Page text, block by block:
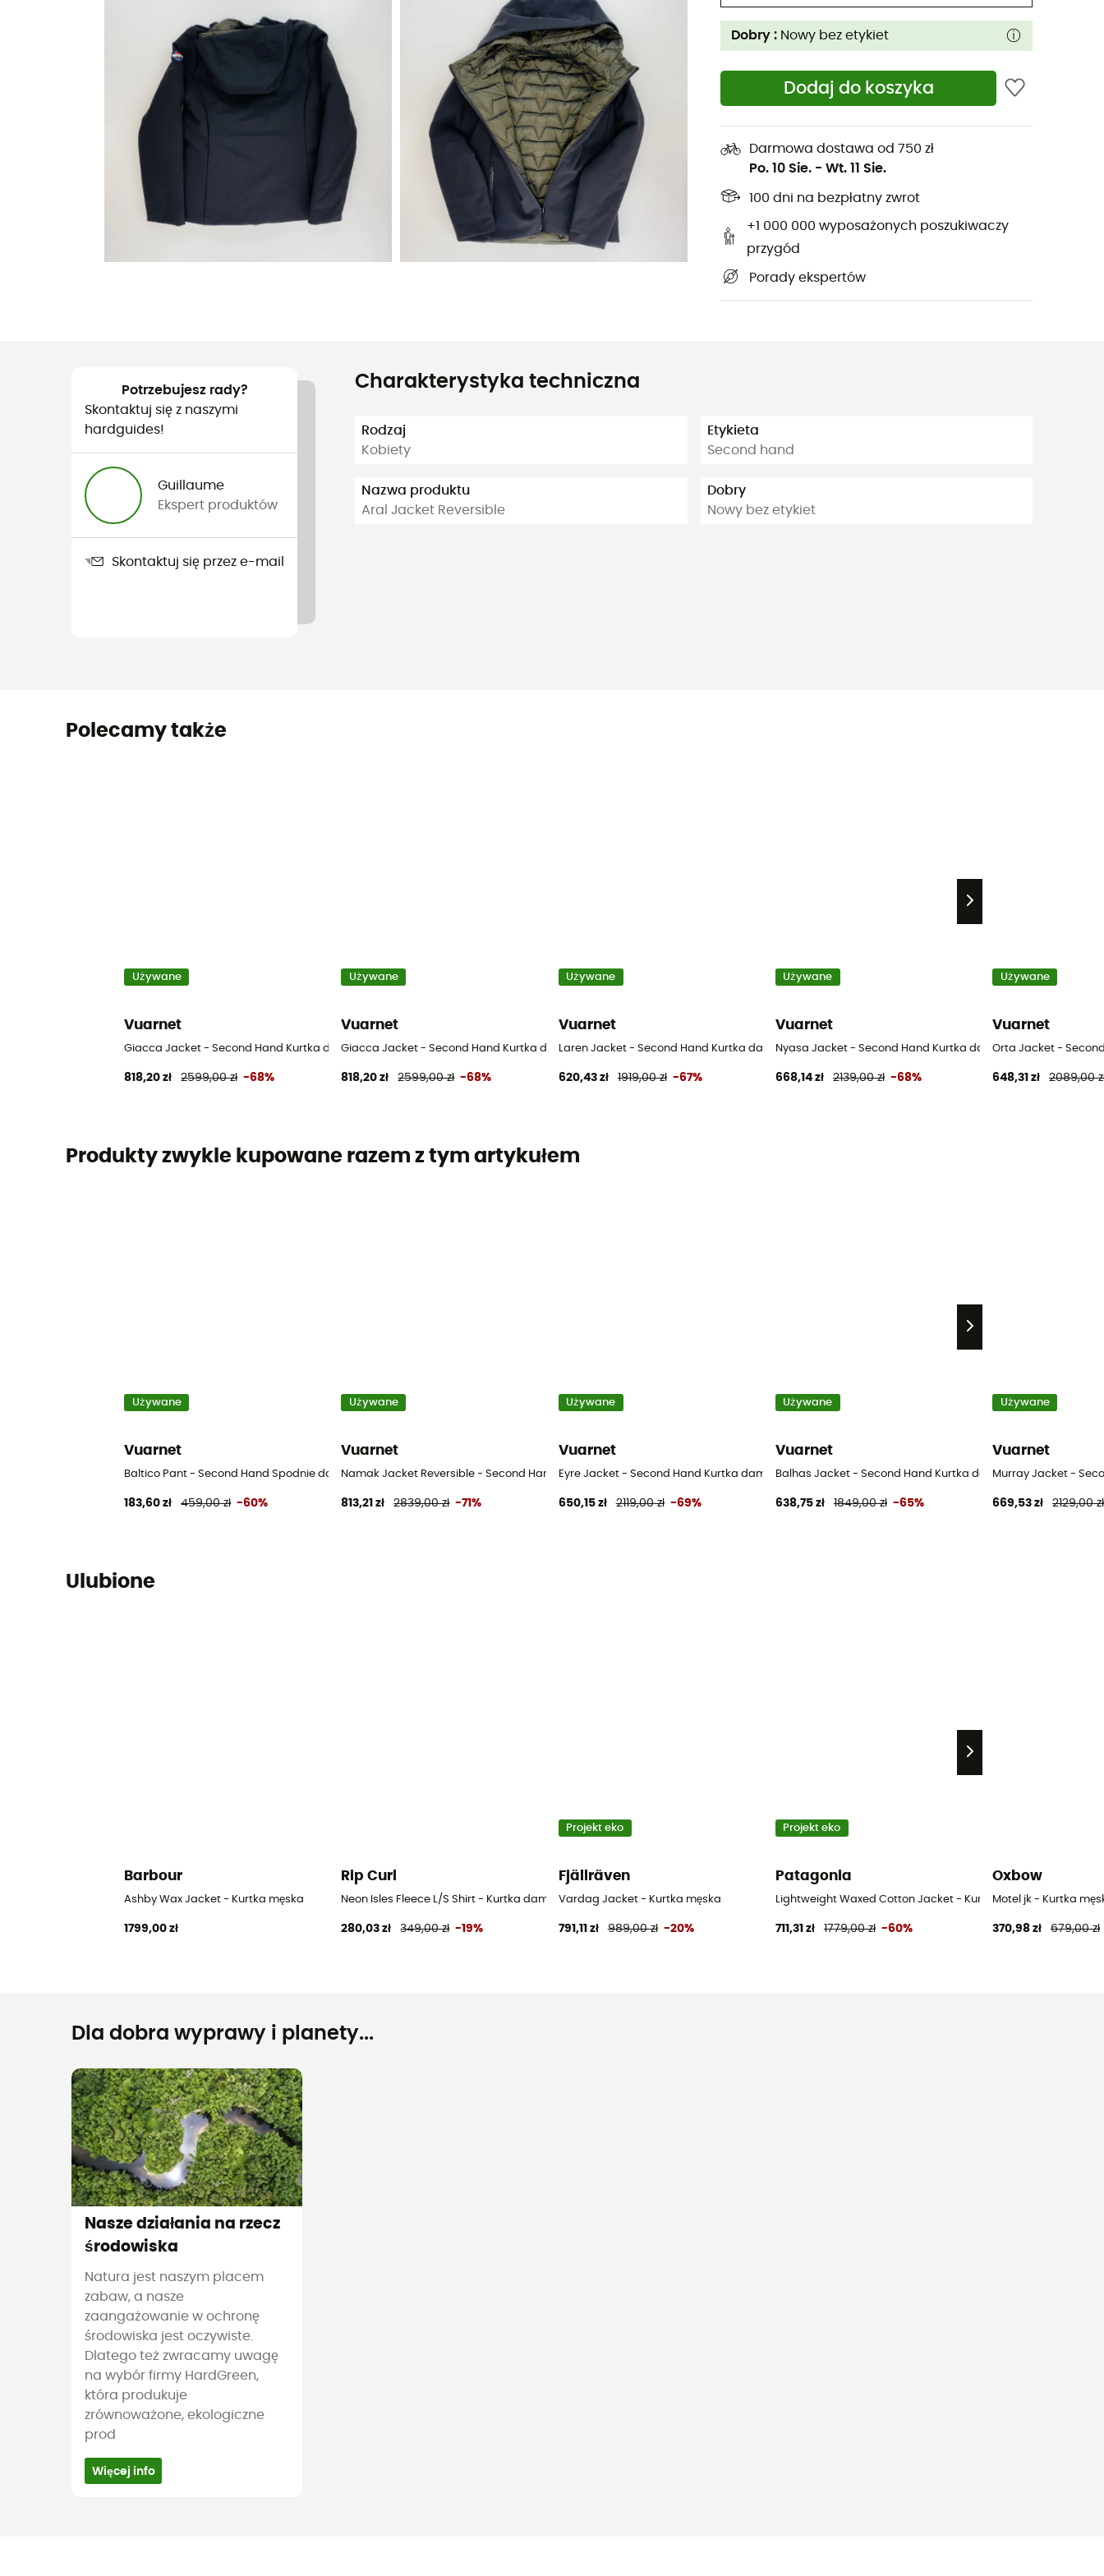
Dobry : Nowy bez etykiet
Dodaj do koszyka
Darmowa dostawa od 750 zł
Po. 10 Sie. - Wt. 11 Sie.
100 dni na bezpłatny zwrot
+1 000 000 wyposażonych poszukiwaczy
przygód
Porady ekspertów
Potrzebujesz rady?
Skontaktuj się z naszymi
hardguides!
Guillaume
Ekspert produktów
Skontaktuj się przez e-mail
Charakterystyka techniczna
Rodzaj
Kobiety
Nazwa produktu
Aral Jacket Reversible
Etykieta
Second hand
Dobry
Nowy bez etykiet
Polecamy także
Używane
Vuarnet
Giacca Jacket - Second Hand Kurtka damska - Czarny - S
818,20 zł 2599,00 zł -68%
Używane
Vuarnet
Giacca Jacket - Second Hand Kurtka damska - Czarny - S
818,20 zł 2599,00 zł -68%
Używane
Vuarnet
Laren Jacket - Second Hand Kurtka damska - Niebieski - S
620,43 zł 1919,00 zł -67%
Używane
Vuarnet
Nyasa Jacket - Second Hand Kurtka damska - Niebieski - S
668,14 zł 2139,00 zł -68%
Używane
Vuarnet
Orta Jacket -
648,31 zł 2089,00
Produkty zwykle kupowane razem z tym artykułem
Używane
Vuarnet
Baltico Pant - Second Hand Spodnie damskie - Niebieski - S
183,60 zł 459,00 zł -60%
Używane
Vuarnet
Namak Jacket Reversible - Second Hand Kurtka damski - Wielobarwny - S
813,21 zł 2839,00 zł -71%
Używane
Vuarnet
Eyre Jacket - Second Hand Kurtka damski - Czarny - S
650,15 zł 2119,00 zł -69%
Używane
Vuarnet
Balhas Jacket - Second Hand Kurtka damski - Czarny - S
638,75 zł 1849,00 zł -65%
Używane
Vuarnet
Murray Jacket -
669,53 zł 2129,00 zł
Ulubione
Barbour
Ashby Wax Jacket - Kurtka męska
1799,00 zł
Rip Curl
Neon Isles Fleece L/S Shirt - Kurtka damska
280,03 zł 349,00 zł -19%
Projekt eko
Fjällräven
Vardag Jacket - Kurtka męska
791,11 zł 989,00 zł -20%
Projekt eko
Patagonia
Lightweight Waxed Cotton Jacket - Kurtka męska
711,31 zł 1779,00 zł -60%
Oxbow
Motel jk - Kurtka
370,98 zł 679,00 zł
Dla dobra wyprawy i planety...
Nasze działania na rzecz
środowiska
Natura jest naszym placem
zabaw, a nasze
zaangażowanie w ochronę
środowiska jest oczywiste.
Dlatego też zwracamy uwagę
na wybór firmy HardGreen,
która produkuje
zrównoważone, ekologiczne
prod
Więcej info